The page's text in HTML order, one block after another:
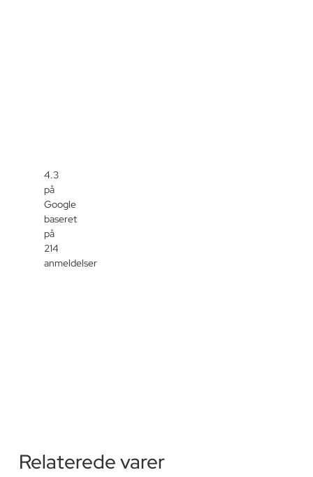
4.3
på
Google
baseret
på
214
anmeldelser
Relaterede varer